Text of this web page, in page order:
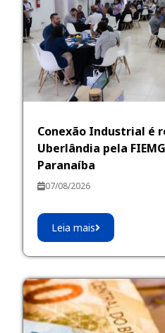
Conexão Industrial é
Uberlândia pela
Paranaíba
07/08/2026
Leia mais